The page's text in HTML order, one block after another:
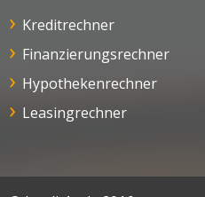
Kreditrechner
Finanzierungsrechner
Hypothekenrechner
Leasingrechner